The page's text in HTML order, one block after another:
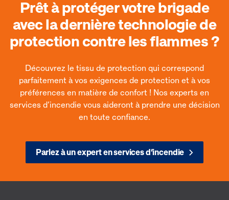
Prêt à protéger votre brigade
avec la dernière technologie de
protection contre les flammes ?
Découvrez le tissu de protection qui correspond
parfaitement à vos exigences de protection et à vos
préférences en matière de confort ! Nos experts en
services d’incendie vous aideront à prendre une décision
en toute confiance.
Parlez à un expert en services d’incendie